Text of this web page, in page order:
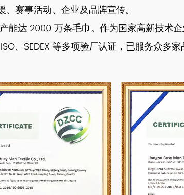
赛事活动、企业及品牌宣传。
达 2000 万条毛巾。作为国家高新技术
、SEDEX 等多项验厂认证，已服务众多家